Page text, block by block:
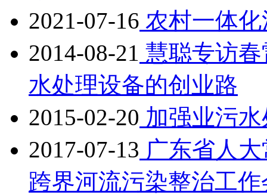
2021-07-16 农村一体
2014-08-21 慧聪专访
水处理设备的创业路
2015-02-20 加强业污
2017-07-13 广东省人
跨界河流污染整治工作